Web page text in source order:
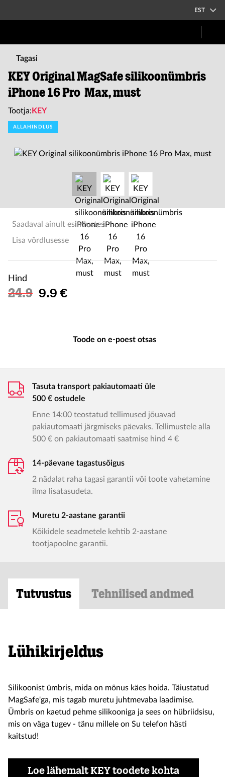
EST
Tagasi
KEY Original MagSafe silikoonümbris
iPhone 16 Pro Max, must
Tootja: KEY
ALLAHINDLUS
Saadaval ainult esindustes
Lisa võrdlusesse
Hind
24.9 Soodushind
9.9 €
Toode on e-poest otsas
Tasuta transport pakiautomaati üle
500 € ostudele
Enne 14:00 teostatud tellimused jõuavad
pakiautomaati järgmiseks päevaks. Tellimustele alla
500 € on pakiautomaati saatmise hind 4 €
14-päevane tagastusõigus
2 nädalat raha tagasi garantii või toote vahetamine
ilma lisatasudeta.
Muretu 2-aastane garantii
Kõikidele seadmetele kehtib 2-aastane
tootjapoolne garantii.
Tutvustus Tehnilised andmed
Lühikirjeldus
Silikoonist ümbris, mida on mõnus käes hoida. Täiustatud
MagSafe'ga, mis tagab muretu juhtmevaba laadimise.
Ümbris on kaetud pehme silikooniga ja sees on hübriidsisu,
mis on väga tugev - tänu millele on Su telefon hästi
kaitstud!
Loe lähemalt KEY toodete kohta